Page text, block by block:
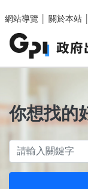
網站導覽
關於本站
你想找的